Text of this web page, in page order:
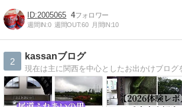
2005065 4
週間IN:0 週間OUT:60 月間IN:10
2
kassanブログ